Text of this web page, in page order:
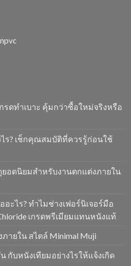
ดทำเบาะ คุ้มกว่าซื้อใหม่จริงหรือ
ร? เช็กคุณสมบัติที่ควรรู้ก่อนใช้
ยอดนิยมสำหรับงานตกแต่งภายใน
ะไร? ทำไมช่างเฟอร์นิเจอร์มือ
เกรดพรีเมียมแทนหนังแท้
ายใน สไตล์ Minimal Muji
กับหนังเทียมอย่างไรให้แจ้งเกิด